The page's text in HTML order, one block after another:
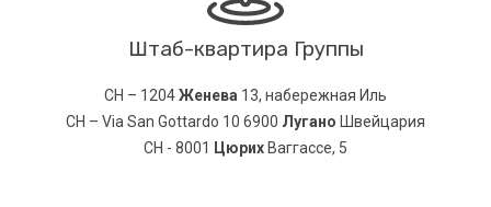
Штаб-квартира Группы
CH – 1204Женева 13, набережная Иль
CH – Via San Gottardo 10 6900 Лугано Швейцария
CH - 8001 ЦюрихВаггассе, 5